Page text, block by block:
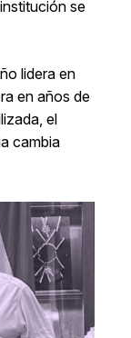
se
lidera en
en años de
el
cambia